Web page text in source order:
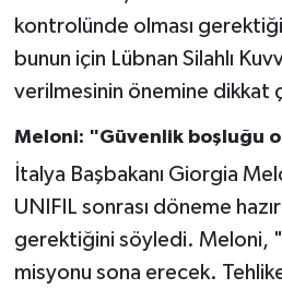
kontrolünde olması
bunun için Lübnan Silahlı
verilmesinin önemine dikkat
Meloni: "Güvenlik boşluğu
İtalya Başbakanı Giorgia
UNIFIL sonrası döneme
gerektiğini söyledi. Meloni,
misyonu sona erecek.